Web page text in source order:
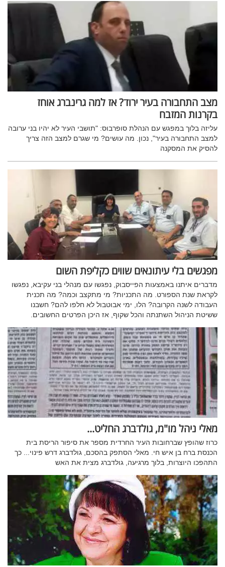
מצב התחבורה בעיר ירוד? אז למה גרינברג אוחז
בקרנות המזבח
עליזה בלוך במפגש עם הנהלת סופרבוס: "תושבי העיר לא יהיו בני ערובה
למצב התחבורה בעיר", נכון. מה עושים? מי שגרם למצב הזה צריך
להסיק את המסקנה
מפגשים בלי עיתונאים שווים כקליפת השום
מדברים איתנו באמצעות הפייסבוק, נפגשו עם מנהלי בני עקיבא, נפגשו
לקראת שנת הספורט. מה התכניות? מי מתקצב וכמה? מה תכנית
העבודה לשנה הקרובה? הלו, ימי אבוטבול לא חלפו להם? חשבנו
ששיטת הניהול השתנתה והכל שקוף, אז היכן הפרטים החשובים.
מאלי ניהל מו"מ, גולדברג החליט...
כרוז שהופץ שברחובות העיר החרדית מספר את סיפור הריסת בית
הכנסת ברח בן איש חי. מאלי הסתפק בהסכם, גולדברג דרש פינוי... כך
התהפכו היוצרות, בלוך מרגיעה, גולדברג מצית את האש